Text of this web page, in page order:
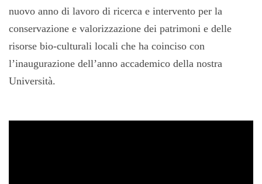
nuovo anno di lavoro di ricerca e intervento per la
conservazione e valorizzazione dei patrimoni e delle
risorse bio-culturali locali che ha coinciso con
l’inaugurazione dell’anno accademico della nostra
Università.